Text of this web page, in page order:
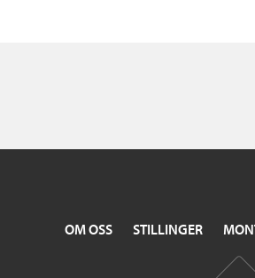
OM OSS STILLINGER